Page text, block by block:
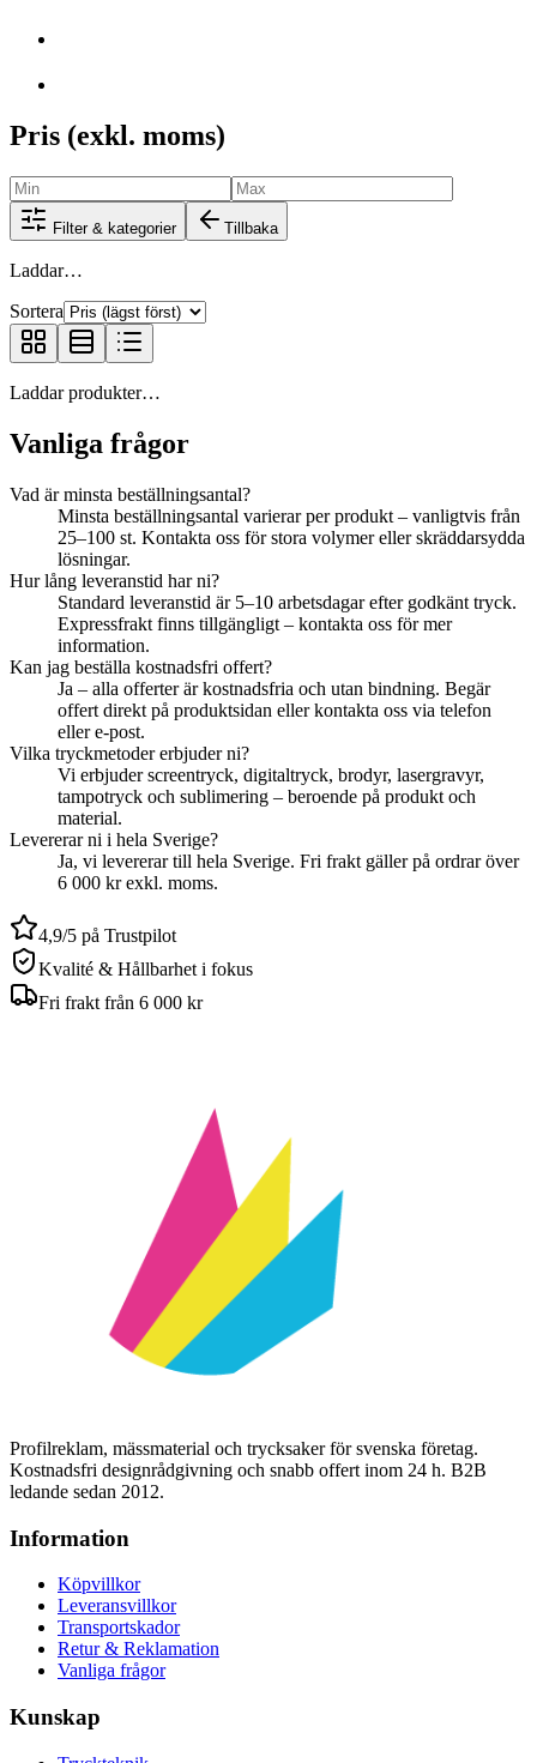
Pris (exkl. moms)
Filter & kategorier Tillbaka
Laddar…
Sortera
Laddar produkter…
Vanliga frågor
Vad är minsta beställningsantal?
Minsta beställningsantal varierar per produkt – vanligtvis från
25–100 st. Kontakta oss för stora volymer eller skräddarsydda
lösningar.
Hur lång leveranstid har ni?
Standard leveranstid är 5–10 arbetsdagar efter godkänt tryck.
Expressfrakt finns tillgängligt – kontakta oss för mer
information.
Kan jag beställa kostnadsfri offert?
Ja – alla offerter är kostnadsfria och utan bindning. Begär
offert direkt på produktsidan eller kontakta oss via telefon
eller e-post.
Vilka tryckmetoder erbjuder ni?
Vi erbjuder screentryck, digitaltryck, brodyr, lasergravyr,
tampotryck och sublimering – beroende på produkt och
material.
Levererar ni i hela Sverige?
Ja, vi levererar till hela Sverige. Fri frakt gäller på ordrar över
6 000 kr exkl. moms.
4,9/5 på Trustpilot
Kvalité & Hållbarhet i fokus
Fri frakt från 6 000 kr
Profilreklam, mässmaterial och trycksaker för svenska företag.
Kostnadsfri designrådgivning och snabb offert inom 24 h. B2B
ledande sedan 2012.
Information
Köpvillkor
Leveransvillkor
Transportskador
Retur & Reklamation
Vanliga frågor
Kunskap